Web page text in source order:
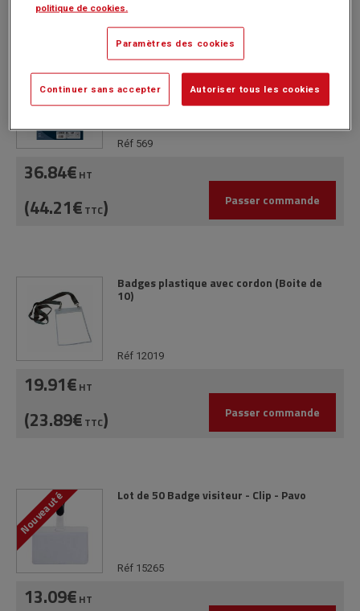
Badge textile
Réf 569
36.84€ HT
(44.21€ TTC) Passer commande
Badges plastique avec cordon (Boite de
10)
Réf 12019
19.91€ HT
(23.89€ TTC) Passer commande
Nouveauté Lot de 50 Badge visiteur - Clip - Pavo
Réf 15265
13.09€ HT
politique de cookies.
Paramètres des cookies
Continuer sans accepter Autoriser tous les cookies